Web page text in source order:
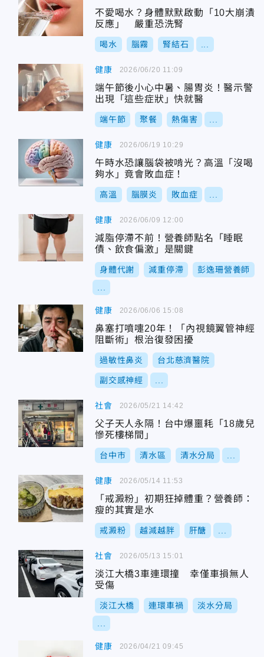
不愛喝水？身體默默啟動「10大崩潰
反應」 嚴重恐洗腎
喝水 腦霧 腎結石
健康
端午節後小心中暑、腸胃炎！醫示警
出現「這些症狀」快就醫
端午節 聚餐 熱傷害
2026/06/20 11:09
健康
午時水恐讓腦袋被啃光？高溫「沒喝
夠水」竟會敗血症！
高溫 腦膜炎 敗血症
2026/06/19 10:29
健康
減脂停滯不前！營養師點名「睡眠
債、飲食偏激」是關鍵
身體代謝 減重停滯 彭逸珊營養師
2026/06/09 12:00
健康
鼻塞打噴嚏20年！「內視鏡翼管神經
阻斷術」根治復發困擾
過敏性鼻炎 台北慈濟醫院
副交感神經
2026/06/06 15:08
社會
父子天人永隔！台中爆噩耗「18歲兒
慘死樓梯間」
台中市 清水區 清水分局
2026/05/21 14:42
健康
「戒澱粉」初期狂掉體重？營養師：
瘦的其實是水
戒澱粉 越減越胖 肝醣
2026/05/14 11:53
社會
淡江大橋3車連環撞 幸僅車損無人
受傷
淡江大橋 連環車禍 淡水分局
2026/05/13 15:01
健康 2026/04/21 09:45